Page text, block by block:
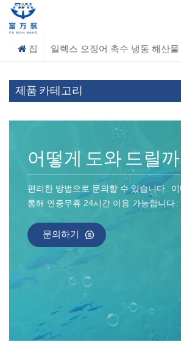
집 일렉스 오징어 촉수 냉동 해산물
제품 카테고리
어떻게 도와 드릴
편리한 방법으로 문의할 수 있습니다..
통해 연중무휴 24시간 이용 가능합니다..
문의하기